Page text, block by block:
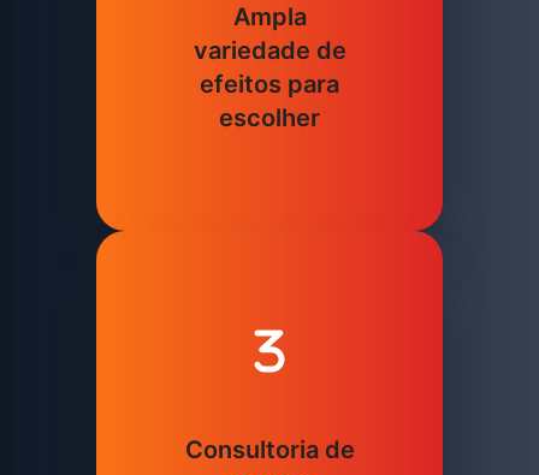
Ampla
variedade de
efeitos para
escolher
Consultoria de